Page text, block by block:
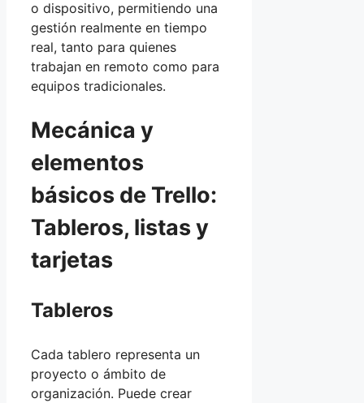
o dispositivo, permitiendo una
gestión realmente en tiempo
real, tanto para quienes
trabajan en remoto como para
equipos tradicionales.
Mecánica y
elementos
básicos de Trello:
Tableros, listas y
tarjetas
Tableros
Cada tablero representa un
proyecto o ámbito de
organización. Puede crear